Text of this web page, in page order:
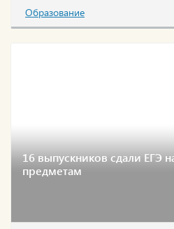
Образование
16 выпускников сдали ЕГЭ
предметам